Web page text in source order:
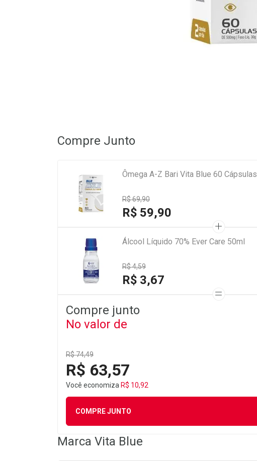
Compre Junto
Ômega A-Z Bari Vita Blue 60 Cápsulas
R$ 69,90
R$ 59,90
Álcool Líquido 70% Ever Care 50ml
R$ 4,59
R$ 3,67
Compre junto
No valor de
R$ 74,49
R$ 63,57
Você economiza R$ 10,92
COMPRE JUNTO
Marca Vita Blue